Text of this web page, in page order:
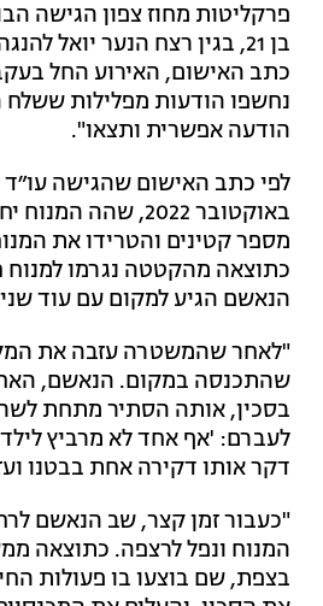
פרקליטות מחוז צפון הגישה
כתב האישום, האירוע החל
נחשפו הודעות מפלילות ששלח
הודעה אפשרית ותצאו".
באוקטובר 2022,
מספר קטינים והטרידו את
כתוצאה מהקטטה נגרמו למנוח
הנאשם הגיע למקום עם עוד
"לאחר שהמשטרה עזבה את
שהתכנסה במקום. הנאשם,
בסכין, אותה הסתיר מתחת
לעברם: 'אף אחד לא מרביץ
דקר אותו דקירה אחת בבטנו
"כעבור זמן קצר, שב הנאשם
המנוח ונפל לרצפה. כתוצאה
בצפת, שם בוצעו בו פעולות